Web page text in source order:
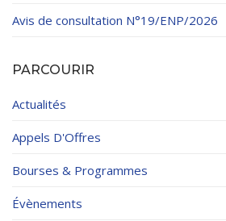
Avis de consultation N°19/ENP/2026
PARCOURIR
Actualités
Appels D'Offres
Bourses & Programmes
Évènements